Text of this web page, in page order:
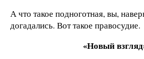
А что такое подноготная, вы,
догадались. Вот такое правосудие.
«Новый